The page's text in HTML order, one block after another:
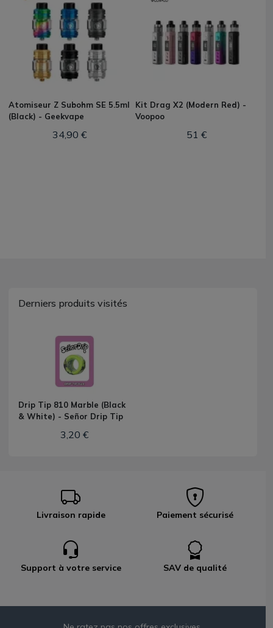
Atomiseur Z Subohm SE 5.5ml
(Black) - Geekvape
34,90 €
Kit Drag X2 (Modern Red) -
Voopoo
51 €
Derniers produits visités
Drip Tip 810 Marble (Black
& White) - Señor Drip Tip
3,20 €
Livraison rapide Paiement sécurisé
Support à votre service SAV de qualité